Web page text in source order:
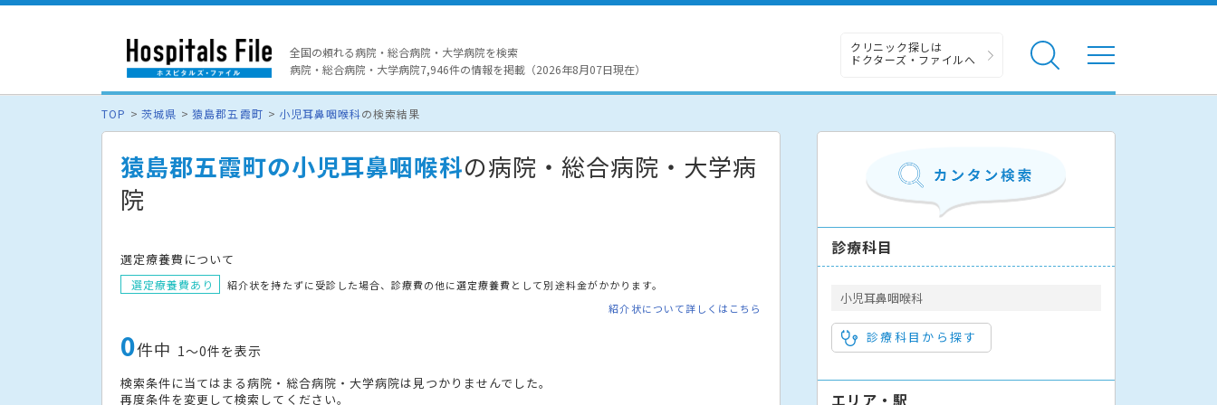
全国の頼れる病院・総合病院・大学病院を検索
病院・総合病院・大学病院7,946件の情報を掲載（2026年8月07日現在）
クリニック探しは
ドクターズ・ファイルへ
TOP 茨城県 猿島郡五霞町 小児耳鼻咽喉科の検索結果
猿島郡五霞町の小児耳鼻咽喉科の病院・総合病院・大学病
院
選定療養費について
選定療養費あり
紹介状を持たずに受診した場合、診療費の他に選定療養費として別途料金がかかります。
紹介状について詳しくはこちら
0件中 1〜0件を表示
検索条件に当てはまる病院・総合病院・大学病院は見つかりませんでした。
再度条件を変更して検索してください。
診療科目
小児耳鼻咽喉科
診療科目から探す
エリア・駅